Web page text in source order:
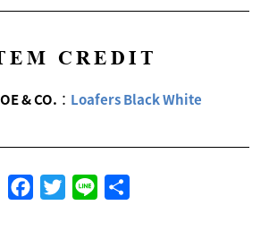
CREDIT
& CO. ： Loafers Black White
FacebookTwitterLine